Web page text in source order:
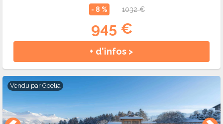
- 8 % 1032 €
945 €
+ d'infos >
Vendu par Goelia